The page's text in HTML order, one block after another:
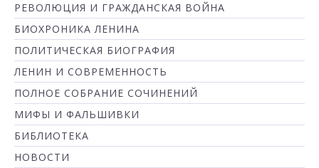
РЕВОЛЮЦИЯ И ГРАЖДАНСКАЯ ВОЙНА
БИОХРОНИКА ЛЕНИНА
ПОЛИТИЧЕСКАЯ БИОГРАФИЯ
ЛЕНИН И СОВРЕМЕННОСТЬ
ПОЛНОЕ СОБРАНИЕ СОЧИНЕНИЙ
МИФЫ И ФАЛЬШИВКИ
БИБЛИОТЕКА
НОВОСТИ